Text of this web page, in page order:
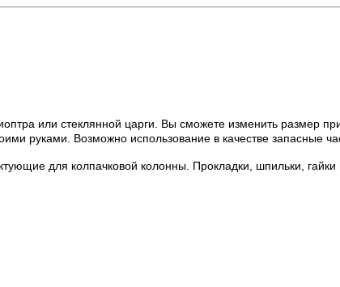
или стеклянной царги. Вы сможете изменить размер
руками. Возможно использование в качестве запасные
для колпачковой колонны. Прокладки, шпильки, гайки